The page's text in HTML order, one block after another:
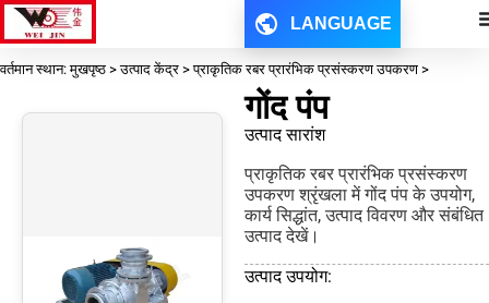
LANGUAGE
वर्तमान स्थान: मुखपृष्ठ > उत्पाद केंद्र > प्राकृतिक रबर प्रारंभिक प्रसंस्करण उपकरण >
गोंद पंप
उत्पाद सारांश
प्राकृतिक रबर प्रारंभिक प्रसंस्करण
उपकरण श्रृंखला में गोंद पंप के उपयोग,
कार्य सिद्धांत, उत्पाद विवरण और संबंधित
उत्पाद देखें।
उत्पाद उपयोग: